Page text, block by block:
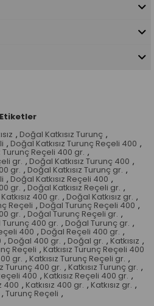
Etiketler
, Doğal Katkısız Turunç ,
, Doğal Katkısız Turunç Reçeli 400 ,
Turunç Reçeli 400 gr. ,
gr. , Doğal Katkısız Turunç 400 ,
gr. , Doğal Katkısız Turunç gr. ,
, Doğal Katkısız Reçeli 400 ,
gr. , Doğal Katkısız Reçeli gr. ,
400 gr. , Doğal Katkısız gr. ,
Reçeli , Doğal Turunç Reçeli 400 ,
gr. , Doğal Turunç Reçeli gr. ,
400 gr. , Doğal Turunç gr. ,
400 , Doğal Reçeli 400 gr. ,
, Doğal 400 gr. , Doğal gr. , Katkısız ,
Reçeli , Katkısız Turunç Reçeli 400
gr. , Katkısız Turunç Reçeli gr. ,
Turunç 400 gr. , Katkısız Turunç gr. ,
400 , Katkısız Reçeli 400 gr. ,
400 , Katkısız 400 gr. , Katkısız gr. ,
, Turunç Reçeli ,